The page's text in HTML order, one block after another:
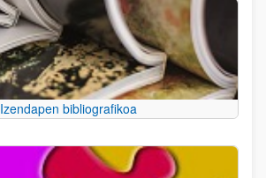
Izendapen bibliografikoa